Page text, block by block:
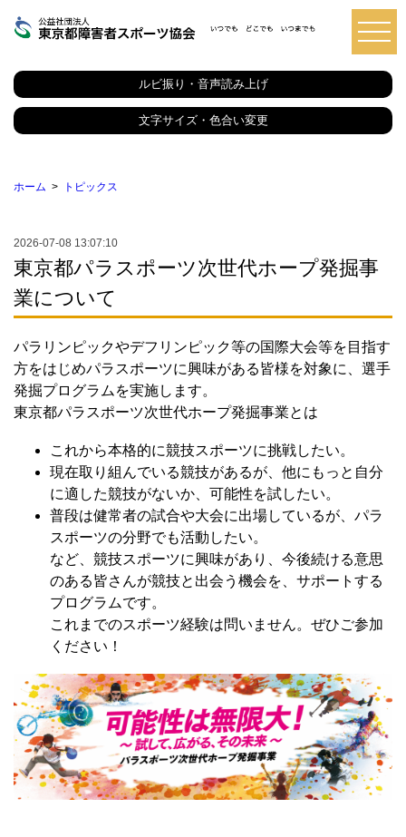
都
障
害
者
ス
協
ルビ振り・音声読み上げ
文字サイズ・色合い変更
ホーム トピックス
2026-07-08 13:07:10
東京都パラスポーツ次世代ホープ発掘事
業について
パラリンピックやデフリンピック等の国際大会等を目指す
方をはじめパラスポーツに興味がある皆様を対象に、選手
発掘プログラムを実施します。
東京都パラスポーツ次世代ホープ発掘事業とは
これから本格的に競技スポーツに挑戦したい。
現在取り組んでいる競技があるが、他にもっと自分
に適した競技がないか、可能性を試したい。
普段は健常者の試合や大会に出場しているが、パラ
スポーツの分野でも活動したい。
など、競技スポーツに興味があり、今後続ける意思
のある皆さんが競技と出会う機会を、サポートする
プログラムです。
これまでのスポーツ経験は問いません。ぜひご参加
ください！